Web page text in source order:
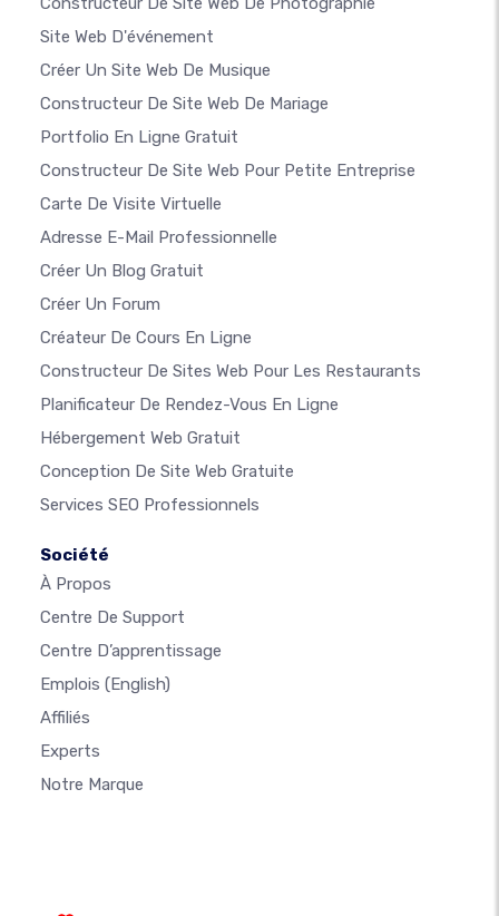
Site Web D'événement
Créer Un Site Web De Musique
Constructeur De Site Web De Mariage
Portfolio En Ligne Gratuit
Constructeur De Site Web Pour Petite Entreprise
Carte De Visite Virtuelle
Adresse E-Mail Professionnelle
Créer Un Blog Gratuit
Créer Un Forum
Créateur De Cours En Ligne
Constructeur De Sites Web Pour Les Restaurants
Planificateur De Rendez-Vous En Ligne
Hébergement Web Gratuit
Conception De Site Web Gratuite
Services SEO Professionnels
Société
À Propos
Centre De Support
Centre D’apprentissage
Emplois (English)
Affiliés
Experts
Notre Marque